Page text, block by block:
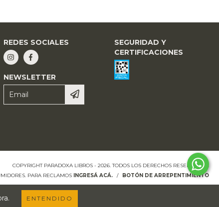
ENTENDIDO
REDES SOCIALES
NEWSLETTER
SEGURIDAD Y
CERTIFICACIONES
COPYRIGHT PARADOXA LIBROS - 2026. TODOS LOS DERECHOS RESERVADOS.
PARA RECLAMOS INGRESÁ ACÁ. / BOTÓN DE ARREPENTIMIENTO